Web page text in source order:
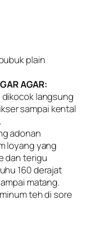
plain
AGAR:
dikocok langsung
sampai kental
adonan
loyang yang
dan terigu
160 derajat
matang.
teh di sore